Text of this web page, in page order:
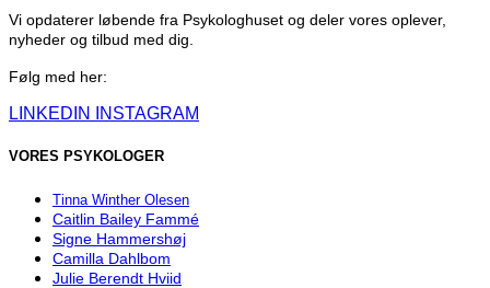
Vi opdaterer løbende fra Psykologhuset og deler vores oplever,
nyheder og tilbud med dig.
Følg med her:
LINKEDIN INSTAGRAM
VORES PSYKOLOGER
Tinna Winther Olesen
Caitlin Bailey Fammé
Signe Hammershøj
Camilla Dahlbom
Julie Berendt Hviid